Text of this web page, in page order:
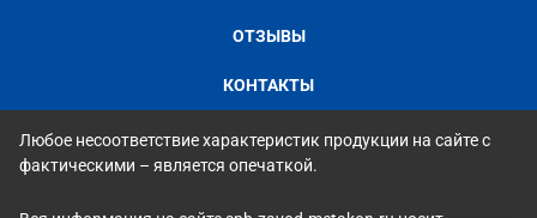
ОТЗЫВЫ
КОНТАКТЫ
Любое несоответствие характеристик продукции на сайте с
фактическими – является опечаткой.